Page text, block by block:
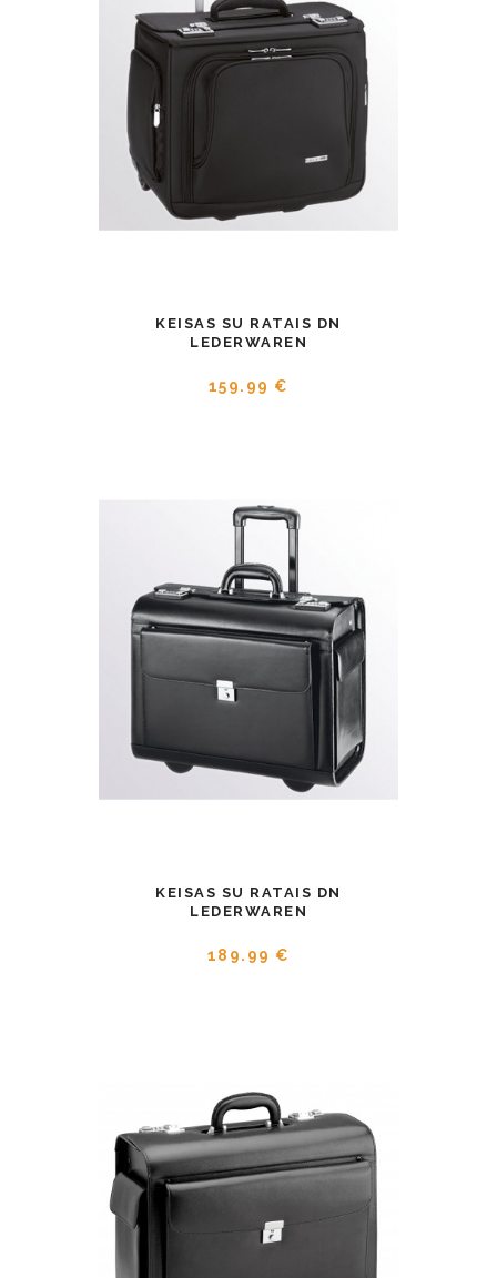
KEISAS SU RATAIS DN
LEDERWAREN
159.99 €
KEISAS SU RATAIS DN
LEDERWAREN
189.99 €